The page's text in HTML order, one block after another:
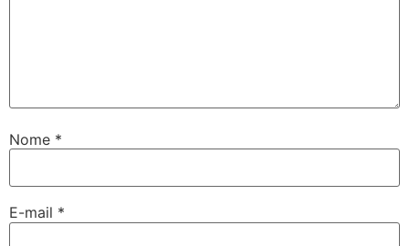
Nome *
E-mail *